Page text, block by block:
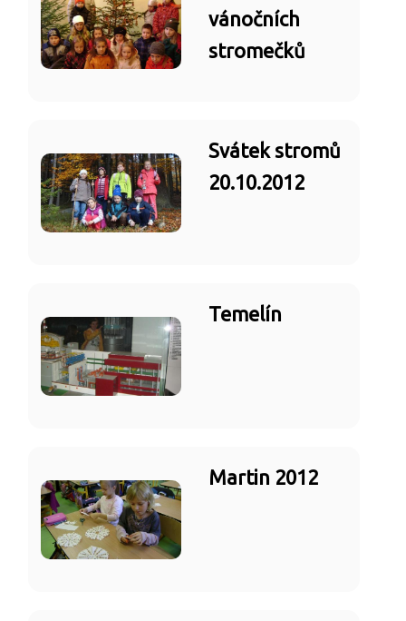
vánočních
stromečků
Svátek stromů
20.10.2012
Temelín
Martin 2012